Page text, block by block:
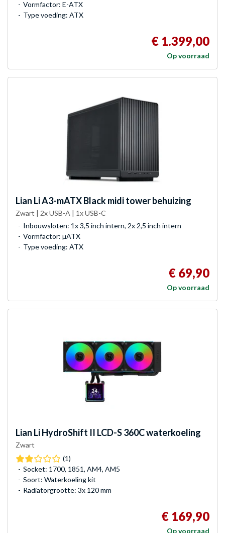
Vormfactor: E-ATX
Type voeding: ATX
€ 1.399,00
Op voorraad
Lian LiA3-mATX Black midi tower behuizing
Zwart | 2x USB-A | 1x USB-C
Inbouwsloten: 1x 3,5 inch intern, 2x 2,5 inch intern
Vormfactor: µATX
Type voeding: ATX
€ 69,90
Op voorraad
Lian LiHydroShift II LCD-S 360C waterkoeling
Zwart
(1)
Socket: 1700, 1851, AM4, AM5
Soort: Waterkoeling kit
Radiatorgrootte: 3x 120 mm
€ 169,90
Op voorraad